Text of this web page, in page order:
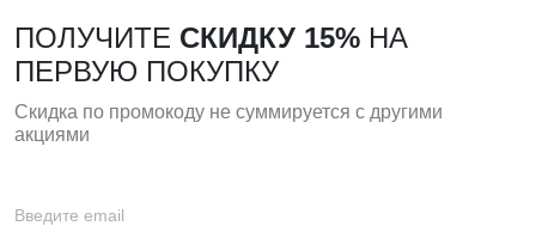
ПОЛУЧИТЕ СКИДКУ 15% НА
ПЕРВУЮ ПОКУПКУ
Скидка по промокоду не суммируется с другими
акциями